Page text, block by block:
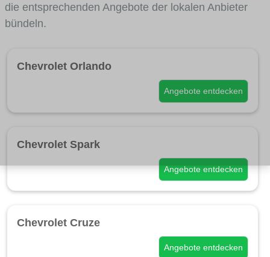
die entsprechenden Angebote der lokalen Anbieter
bündeln.
Chevrolet Orlando
Angebote entdecken
Chevrolet Spark
Angebote entdecken
Chevrolet Cruze
Angebote entdecken